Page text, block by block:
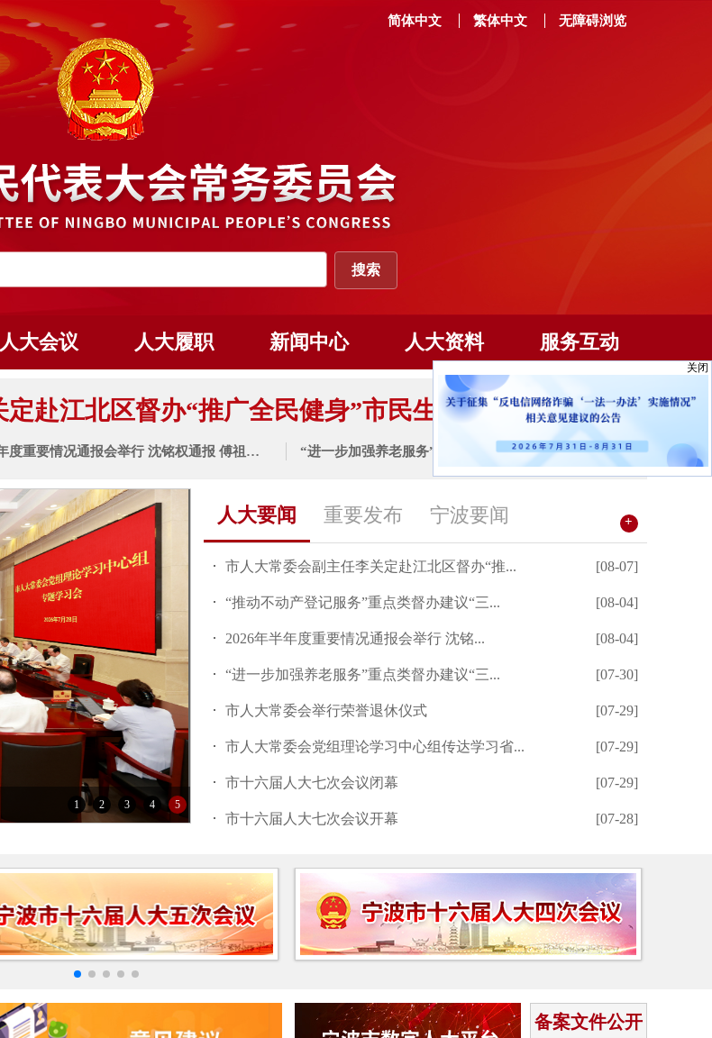
简体中文 繁体中文 无障碍浏览
人大会议 人大履职 新闻中心 人大资料 服务互动
赴江北区督办“推广全民健身”市民生实...
2026年半年度重要情况通报会举行 沈铭权通报 傅祖民陈龙出... “进一步加强养老服务”重点类督办建议“三见面”座谈会举行
1 2 3 4 5
人大要闻 重要发布 宁波要闻 +
市人大常委会副主任李关定赴江北区督办“推... [08-07]
“推动不动产登记服务”重点类督办建议“三... [08-04]
2026年半年度重要情况通报会举行 沈铭... [08-04]
“进一步加强养老服务”重点类督办建议“三... [07-30]
市人大常委会举行荣誉退休仪式 [07-29]
市人大常委会党组理论学习中心组传达学习省... [07-29]
市十六届人大七次会议闭幕 [07-29]
市十六届人大七次会议开幕 [07-28]
备案文件公开
关闭